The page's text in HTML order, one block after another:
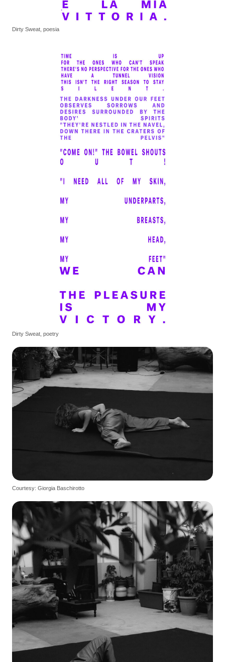
Dirty Sweat, poesia
Dirty Sweat, poetry
Courtesy: Giorgia Baschirotto